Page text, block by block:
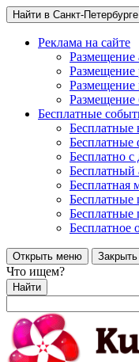
Найти в Санкт-Петербурге
Реклама на сайте
Размещение
Размещение
Размещение
Размещение
Бесплатные
Бесплатные
Бесплатные
Бесплатно с
Бесплатный
Бесплатная
Бесплатные
Бесплатные
Бесплатное
Открыть меню
Что ищем?
Найти